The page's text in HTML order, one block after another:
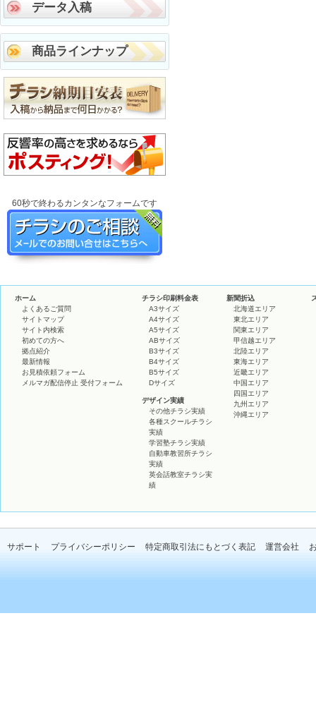
データ入稿
商品ラインナップ
60秒で終わるカンタンなフォームです
ホーム
よくあるご質問
サイトマップ
サイト内検索
初めての方へ
拠点紹介
最新情報
お見積依頼フォーム
メルマガ配信停止 受付フォーム
チラシ印刷料金表
A3サイズ
A4サイズ
A5サイズ
ABサイズ
B3サイズ
B4サイズ
B5サイズ
Dサイズ
デザイン実績
その他チラシ実績
各種スクールチラシ
実績
学習塾チラシ実績
自動車教習所チラシ
実績
英会話教室チラシ実
績
新聞折込
北海道エリア
東北エリア
関東エリア
甲信越エリア
北陸エリア
東海エリア
近畿エリア
中国エリア
四国エリア
九州エリア
沖縄エリア
サポート プライバシーポリシー 特定商取引法にもとづく表記 運営会社